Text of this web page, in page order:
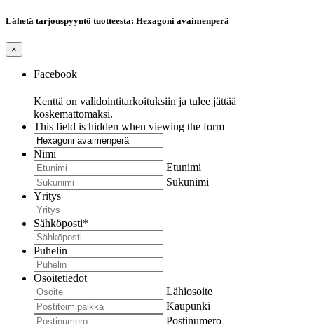
Lähetä tarjouspyyntö tuotteesta: Hexagoni avaimenperä
×
Facebook
Kenttä on validointitarkoituksiin ja tulee jättää
koskemattomaksi.
This field is hidden when viewing the form
Nimi
Etunimi
Sukunimi
Yritys
Sähköposti*
Puhelin
Osoitetiedot
Lähiosoite
Kaupunki
Postinumero